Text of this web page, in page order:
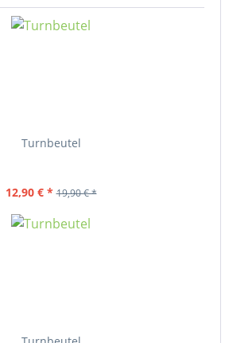
Turnbeutel
12,90 € * 19,90 € *